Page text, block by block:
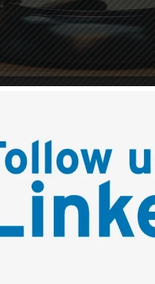
LL.M.’DEN
BAŞARIYA
Onur Kafkas’a içten
Dublin’de LL.M. yapma